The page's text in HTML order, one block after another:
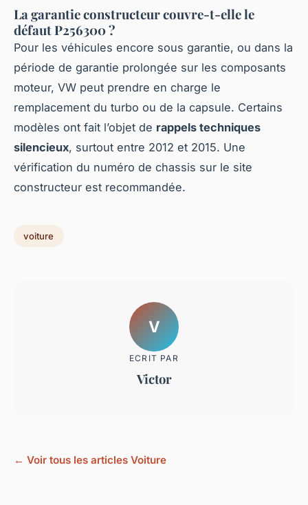
La garantie constructeur couvre-t-elle le
défaut P256300 ?
Pour les véhicules encore sous garantie, ou dans la
période de garantie prolongée sur les composants
moteur, VW peut prendre en charge le
remplacement du turbo ou de la capsule. Certains
modèles ont fait l’objet de rappels techniques
silencieux, surtout entre 2012 et 2015. Une
vérification du numéro de chassis sur le site
constructeur est recommandée.
voiture
V
ECRIT PAR
Victor
← Voir tous les articles Voiture